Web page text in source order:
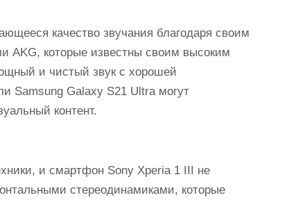
качество звучания благодаря своим
AKG, которые известны своим высоким
и чистый звук с хорошей
Samsung Galaxy S21 Ultra могут
контент.
и смартфон Sony Xperia 1 III не
стереодинамиками, которые